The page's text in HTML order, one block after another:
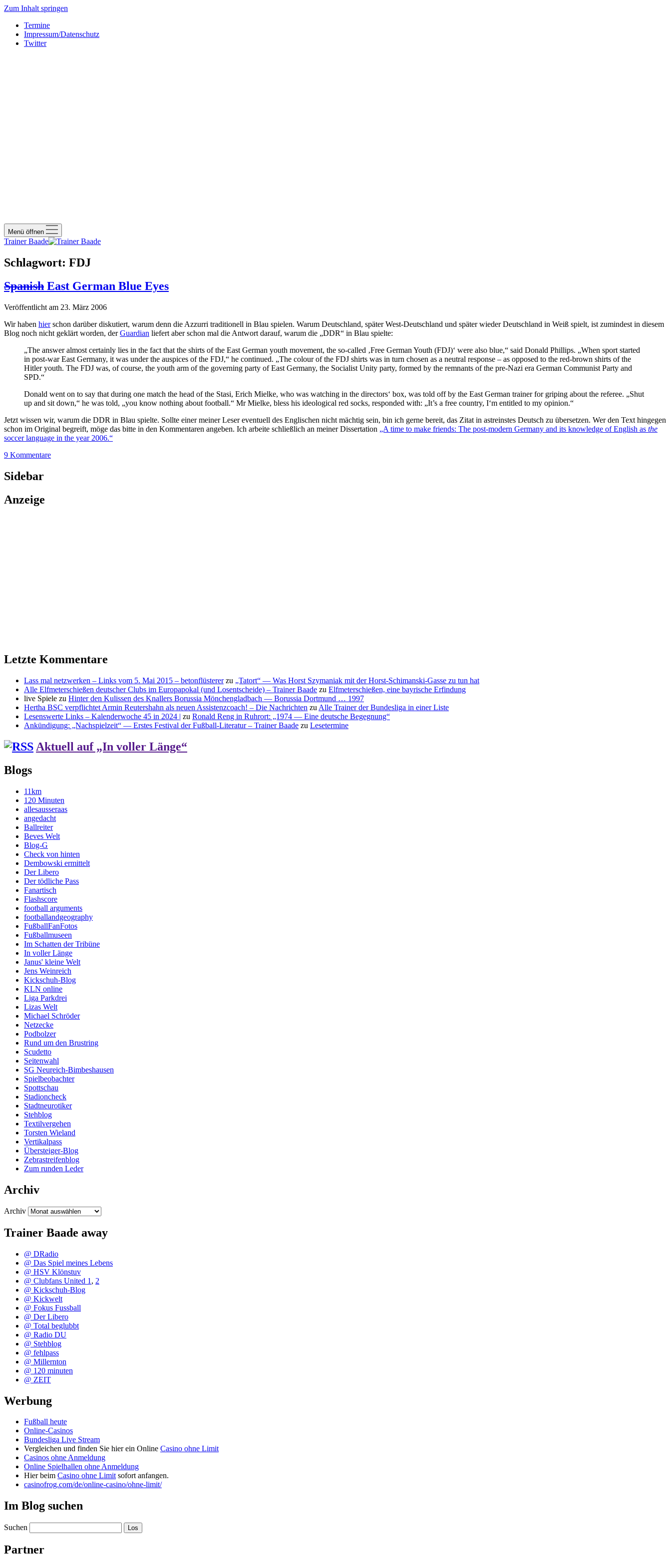
Zum Inhalt springen
Termine
Impressum/Datenschutz
Twitter
Menü öffnen
Trainer Baade
Schlagwort: FDJ
Spanish East German Blue Eyes
Veröffentlicht am 23. März 2006
Wir haben hierschon darüber diskutiert, warum denn die Azzurri traditionell in Blau spielen. Warum Deutschland, später West-Deutschland und später wieder Deutschland in Weiß spielt, ist zumindest in diesem
Blog noch nicht geklärt worden, derGuardian liefert aber schon mal die Antwort darauf, warum die „DDR“ in Blau spielte:
„The answer almost certainly lies in the fact that the shirts of the East German youth movement, the so-called ‚Free German Youth (FDJ)‘ were also blue,“ said Donald Phillips. „When sport started
in post-war East Germany, it was under the auspices of the FDJ,“ he continued. „The colour of the FDJ shirts was in turn chosen as a neutral response – as opposed to the red-brown shirts of the
Hitler youth. The FDJ was, of course, the youth arm of the governing party of East Germany, the Socialist Unity party, formed by the remnants of the pre-Nazi era German Communist Party and
SPD.“
Donald went on to say that during one match the head of the Stasi, Erich Mielke, who was watching in the directors‘ box, was told off by the East German trainer for griping about the referee. „Shut
up and sit down,“ he was told, „you know nothing about football.“ Mr Mielke, bless his ideological red socks, responded with: „It’s a free country, I‘m entitled to my opinion.“
Jetzt wissen wir, warum die DDR in Blau spielte. Sollte einer meiner Leser eventuell des Englischen nicht mächtig sein, bin ich gerne bereit, das Zitat in astreinstes Deutsch zu übersetzen. Wer den Text hingegen
schon im Original begreift, möge das bitte in den Kommentaren angeben. Ich arbeite schließlich an meiner Dissertation „A time to make friends: The post-modern Germany and its knowledge of English as the
soccer language in the year 2006.“
9 Kommentare
Sidebar
Anzeige
Letzte Kommentare
Lass mal netzwerken – Links vom 5. Mai 2015 – betonflüstererzu „Tatort“ — Was Horst Szymaniak mit der Horst-Schimanski-Gasse zu tun hat
Alle Elfmeterschießen deutscher Clubs im Europapokal (und Losentscheide) – Trainer Baade zu Elfmeterschießen, eine bayrische Erfindung
live Spiele zu Hinter den Kulissen des Knallers Borussia Mönchengladbach — Borussia Dortmund … 1997
Hertha BSC verpflichtet Armin Reutershahn als neuen Assistenzcoach! – Die Nachrichten zu Alle Trainer der Bundesliga in einer Liste
Lesenswerte Links – Kalenderwoche 45 in 2024 | zu Ronald Reng in Ruhrort: „1974 — Eine deutsche Begegnung“
Ankündigung: „Nachspielzeit“ — Erstes Festival der Fußball-Literatur – Trainer Baade zu Lesetermine
Aktuell auf „In voller Länge“
Blogs
11km
120 Minuten
allesausseraas
angedacht
Ballreiter
Beves Welt
Blog-G
Check von hinten
Dembowski ermittelt
Der Libero
Der tödliche Pass
Fanartisch
Flashscore
football arguments
footballandgeography
FußballFanFotos
Fußballmuseen
Im Schatten der Tribüne
In voller Länge
Janus' kleine Welt
Jens Weinreich
Kickschuh-Blog
KLN online
Liga Parkdrei
Lizas Welt
Michael Schröder
Netzecke
Podbolzer
Rund um den Brustring
Scudetto
Seitenwahl
SG Neureich-Bimbeshausen
Spielbeobachter
Spottschau
Stadioncheck
Stadtneurotiker
Stehblog
Textilvergehen
Torsten Wieland
Vertikalpass
Übersteiger-Blog
Zebrastreifenblog
Zum runden Leder
Archiv
Archiv
Trainer Baade away
@ DRadio
@ Das Spiel meines Lebens
@ HSV Klönstuv
@ Clubfans United 1 , 2
@ Kickschuh-Blog
@ Kickwelt
@ Fokus Fussball
@ Der Libero
@ Total beglubbt
@ Radio DU
@ Stehblog
@ fehlpass
@ Millernton
@ 120 minuten
@ ZEIT
Werbung
Fußball heute
Online-Casinos
Bundesliga Live Stream
Vergleichen und finden Sie hier ein Online Casino ohne Limit
Casinos ohne Anmeldung
Online Spielhallen ohne Anmeldung
Hier beim Casino ohne Limitsofort anfangen.
casinofrog.com/de/online-casino/ohne-limit/
Im Blog suchen
Suchen
Partner